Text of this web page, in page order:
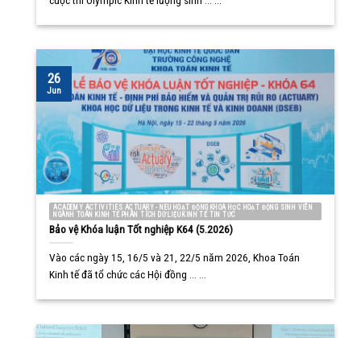
ACADEMY ACTIVITIES ACTUARY - NEU HOẠT ĐỘNG KHOA HỌC HOẠT ĐỘNG SINH VIÊN
NGÀNH TOÁN KINH TẾ PHÂN TÍCH DỮ LIỆU KINH TẾ TIN TỨC
Bảo vệ Khóa luận Tốt nghiệp K64 (5.2026)
Vào các ngày 15, 16/5 và 21, 22/5 năm 2026, Khoa Toán
Kinh tế đã tổ chức các Hội đồng ... ...
26
Jun